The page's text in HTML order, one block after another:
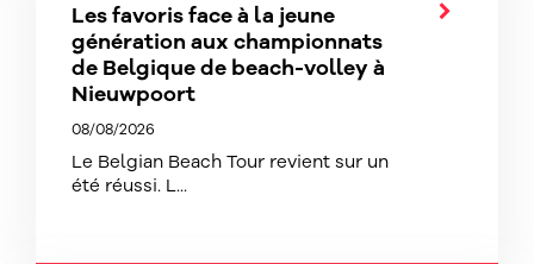
Les favoris face à la jeune
génération aux championnats
de Belgique de beach-volley à
Nieuwpoort
08/08/2026
Le Belgian Beach Tour revient sur un
été réussi. L...